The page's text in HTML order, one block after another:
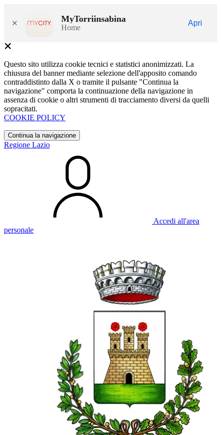
× MyTorriinsabina
Home
Apri
Questo sito utilizza cookie tecnici e statistici anonimizzati. La
chiusura del banner mediante selezione dell'apposito comando
contraddistinto dalla X o tramite il pulsante "Continua la
navigazione" comporta la continuazione della navigazione in
assenza di cookie o altri strumenti di tracciamento diversi da quelli
sopracitati.
COOKIE POLICY
Continua la navigazione
Regione Lazio
Accedi all'area
personale